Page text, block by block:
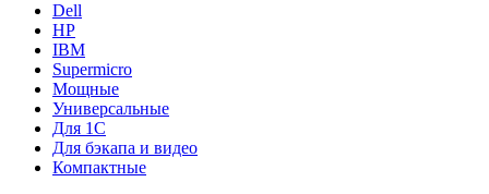
Dell
HP
IBM
Supermicro
Мощные
Универсальные
Для 1С
Для бэкапа и видео
Компактные